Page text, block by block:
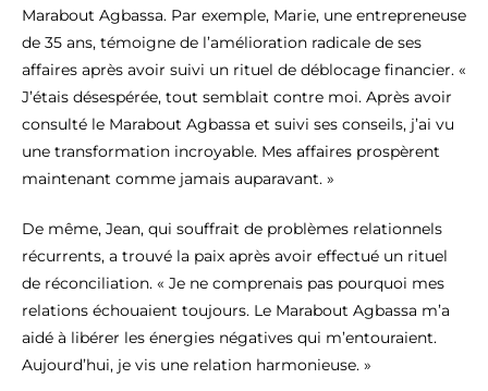
Marabout Agbassa. Par exemple, Marie, une entrepreneuse
de 35 ans, témoigne de l’amélioration radicale de ses
affaires après avoir suivi un rituel de déblocage financier. «
J’étais désespérée, tout semblait contre moi. Après avoir
consulté le Marabout Agbassa et suivi ses conseils, j’ai vu
une transformation incroyable. Mes affaires prospèrent
maintenant comme jamais auparavant. »
De même, Jean, qui souffrait de problèmes relationnels
récurrents, a trouvé la paix après avoir effectué un rituel
de réconciliation. « Je ne comprenais pas pourquoi mes
relations échouaient toujours. Le Marabout Agbassa m’a
aidé à libérer les énergies négatives qui m’entouraient.
Aujourd’hui, je vis une relation harmonieuse. »